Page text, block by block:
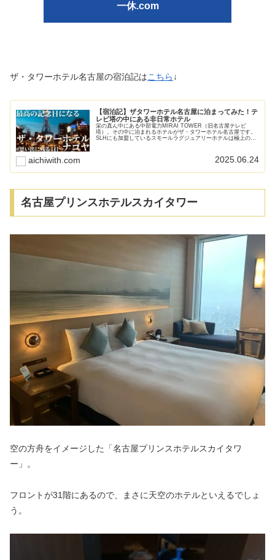
一休.com
ザ・タワーホテル名古屋の宿泊記はこちら ↓
【宿泊記】ザタワーホテル名古屋に泊まってみた！テ
レビ塔の中にある非日常ホテル
栄の真ん中にある中部電力MIRAI TOWER（旧名古屋テレビ
塔）。その中に泊まれるホテルがザ・タワーホテル名古屋です。
SLHにも加盟しているスモールラグジュアリーホテルは極上のサ
aichiwith.com 2025.06.24
名古屋プリンスホテルスカイタワー
空の方舟をイメージした「名古屋プリンスホテルスカイタワ
ー」。
フロントが31階にあるので、まさに天空のホテルといえるでしょ
う。